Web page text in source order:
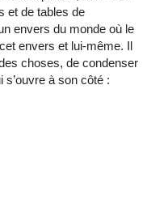
et de tables de
envers du monde où le
envers et lui-même. Il
choses, de condenser
s’ouvre à son côté :